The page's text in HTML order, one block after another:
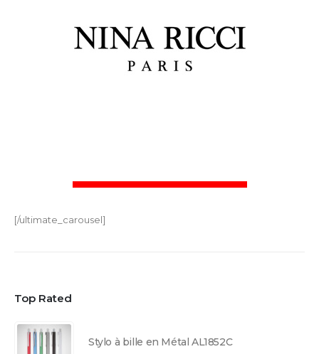
[/ultimate_carousel]
Top Rated
Stylo à bille en Métal AL1852C